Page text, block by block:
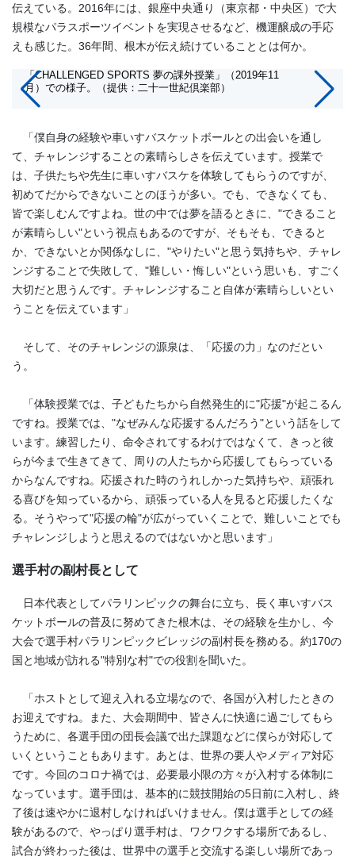
伝えている。2016年には、銀座中央通り（東京都・中央区）で大
規模なパラスポーツイベントを実現させるなど、機運醸成の手応
えも感じた。36年間、根木が伝え続けていることとは何か。
「CHALLENGED SPORTS 夢の課外授業」（2019年11
月）での様子。（提供：二十一世紀倶楽部）
「僕自身の経験や車いすバスケットボールとの出会いを通し
て、チャレンジすることの素晴らしさを伝えています。授業で
は、子供たちや先生に車いすバスケを体験してもらうのですが、
初めてだからできないことのほうが多い。でも、できなくても、
皆で楽しむんですよね。世の中では夢を語るときに、"できること
が素晴らしい"という視点もあるのですが、そもそも、できると
か、できないとか関係なしに、"やりたい"と思う気持ちや、チャレ
ンジすることで失敗して、"難しい・悔しい"という思いも、すごく
大切だと思うんです。チャレンジすること自体が素晴らしいとい
うことを伝えています」
そして、そのチャレンジの源泉は、「応援の力」なのだとい
う。
「体験授業では、子どもたちから自然発生的に"応援"が起こるん
ですね。授業では、"なぜみんな応援するんだろう"という話をして
います。練習したり、命令されてするわけではなくて、きっと彼
らが今まで生きてきて、周りの人たちから応援してもらっている
からなんですね。応援された時のうれしかった気持ちや、頑張れ
る喜びを知っているから、頑張っている人を見ると応援したくな
る。そうやって"応援の輪"が広がっていくことで、難しいことでも
チャレンジしようと思えるのではないかと思います」
選手村の副村長として
日本代表としてパラリンピックの舞台に立ち、長く車いすバス
ケットボールの普及に努めてきた根木は、その経験を生かし、今
大会で選手村パラリンピックビレッジの副村長を務める。約170の
国と地域が訪れる"特別な村"での役割を聞いた。
「ホストとして迎え入れる立場なので、各国が入村したときの
お迎えですね。また、大会期間中、皆さんに快適に過ごしてもら
うために、各選手団の団長会議で出た課題などに僕らが対応して
いくということもあります。あとは、世界の要人やメディア対応
です。今回のコロナ禍では、必要最小限の方々が入村する体制に
なっています。選手団は、基本的に競技開始の5日前に入村し、終
了後は速やかに退村しなければいけません。僕は選手としての経
験があるので、やっぱり選手村は、ワクワクする場所であるし、
試合が終わった後は、世界中の選手と交流する楽しい場所であっ